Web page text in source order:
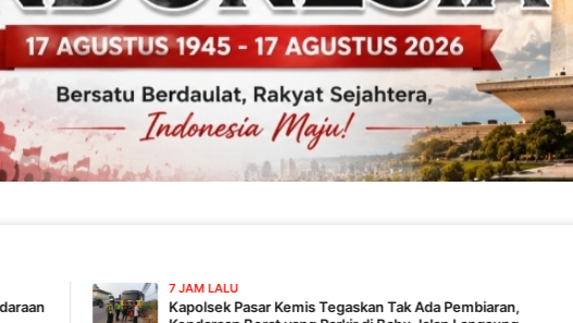
7 JAM LALU
Kapolsek Pasar Kemis Tegaskan Tak Ada Pembiaran,